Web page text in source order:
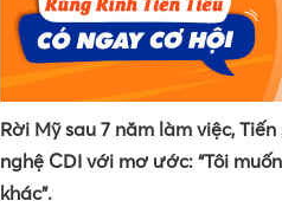
Rời Mỹ sau 7 năm làm việc,
nghệ CDI với mơ ước: “Tôi
khác”.